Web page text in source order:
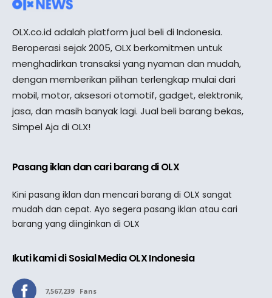
OLX.co.id adalah platform jual beli di Indonesia.
Beroperasi sejak 2005, OLX berkomitmen untuk
menghadirkan transaksi yang nyaman dan mudah,
dengan memberikan pilihan terlengkap mulai dari
mobil, motor, aksesori otomotif, gadget, elektronik,
jasa, dan masih banyak lagi. Jual beli barang bekas,
Simpel Aja di OLX!
Pasang iklan dan cari barang di OLX
Kini pasang iklan dan mencari barang di OLX sangat
mudah dan cepat. Ayo segera pasang iklan atau cari
barang yang diinginkan di OLX
Ikuti kami di Sosial Media OLX Indonesia
7,567,239 Fans